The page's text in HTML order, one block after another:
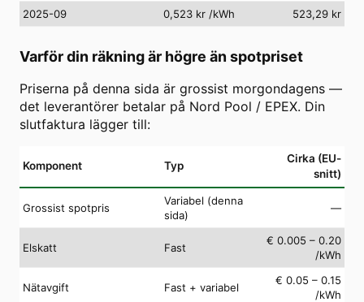
2025-09
0,523 kr /kWh 523,29 kr
Varför din räkning är högre än spotpriset
Priserna på denna sida är grossist morgondagens —
det leverantörer betalar på Nord Pool / EPEX. Din
slutfaktura lägger till:
Komponent Typ
Cirka (EU-
snitt)
Grossist spotpris
Variabel (denna
sida)
—
Elskatt Fast
€ 0.005 – 0.20
/kWh
Nätavgift Fast + variabel
€ 0.05 – 0.15
/kWh